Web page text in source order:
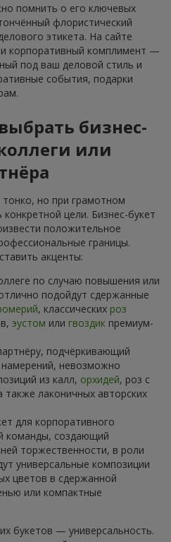
помнить о его ключевых
флористический
этикета. На сайте
корпоративный комплимент —
под ваш деловой стиль и
события, подарки
бизнес-
или
но при грамотном
цели. Бизнес-букет
положительное
границы.
акценты:
по случаю повышения или
подойдут сдержанные
, классических роз
эустом или гвоздик премиум-
подчёркивающий
намерений, невозможно
из калл, орхидей, роз с
лаконичных авторских
для корпоративного
команды, создающий
торжественности, в роли
универсальные композиции
цветов в сдержанной
или компактные
букетов — универсальность.